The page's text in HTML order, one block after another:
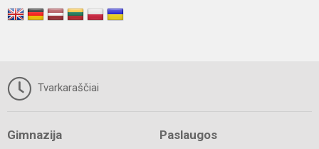
Tvarkaraščiai
Gimnazija Paslaugos